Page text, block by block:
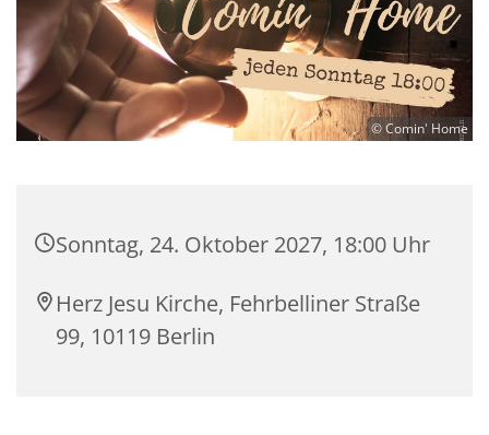
© Comin' Home
Sonntag, 24. Oktober 2027, 18:00 Uhr
Herz Jesu Kirche, Fehrbelliner Straße
99, 10119 Berlin